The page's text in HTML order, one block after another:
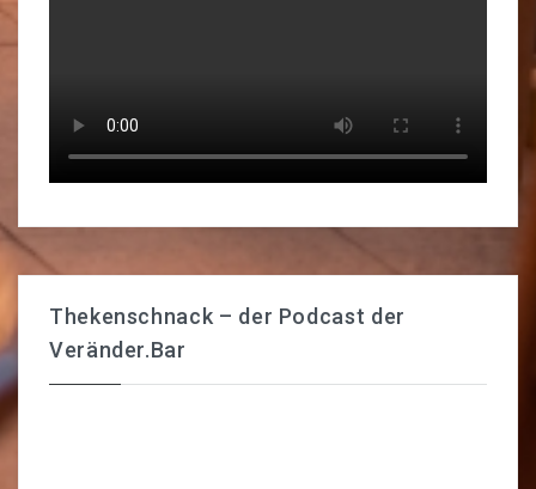
Thekenschnack – der Podcast der
Veränder.Bar